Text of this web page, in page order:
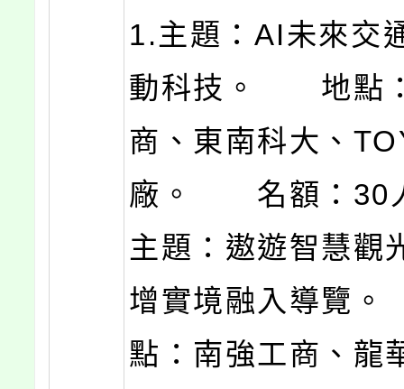
1.主題：AI未來交
動科技。 地點
商、東南科大、
廠。 名額：30
主題：遨遊智慧觀
增實境融入導覽
點：南強工商、龍